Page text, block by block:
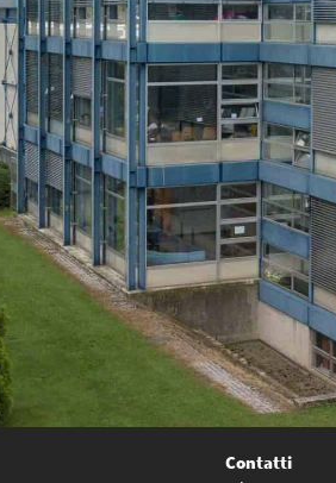
Contatti